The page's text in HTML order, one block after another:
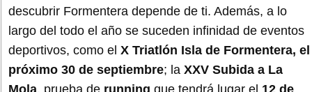
descubrir Formentera depende de ti. Además, a lo
largo del todo el año se suceden infinidad de eventos
deportivos, como el X Triatlón Isla de Formentera, el
próximo 30 de septiembre; la XXV Subida a La